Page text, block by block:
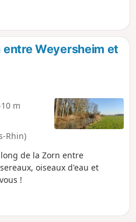
entre Weyersheim et
m
Rhin)
de la Zorn entre
oiseaux d'eau et
!